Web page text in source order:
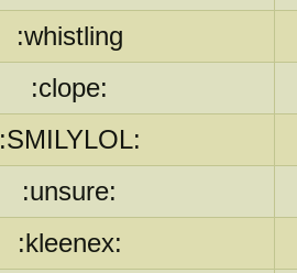
:whistling
:clope:
:SMILYLOL:
:unsure:
:kleenex: